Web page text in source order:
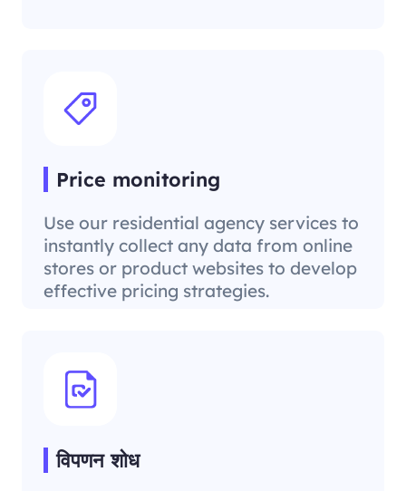
Price monitoring
Use our residential agency services to
instantly collect any data from online
stores or product websites to develop
effective pricing strategies.
विपणन शोध